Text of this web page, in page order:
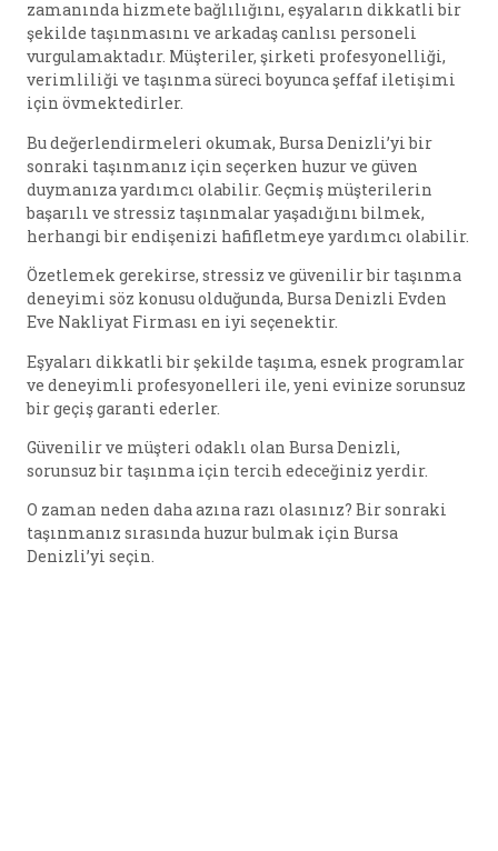
zamanında hizmete bağlılığını, eşyaların dikkatli bir
şekilde taşınmasını ve arkadaş canlısı personeli
vurgulamaktadır. Müşteriler, şirketi profesyonelliği,
verimliliği ve taşınma süreci boyunca şeffaf iletişimi
için övmektedirler.
Bu değerlendirmeleri okumak, Bursa Denizli’yi bir
sonraki taşınmanız için seçerken huzur ve güven
duymanıza yardımcı olabilir. Geçmiş müşterilerin
başarılı ve stressiz taşınmalar yaşadığını bilmek,
herhangi bir endişenizi hafifletmeye yardımcı olabilir.
Özetlemek gerekirse, stressiz ve güvenilir bir taşınma
deneyimi söz konusu olduğunda, Bursa Denizli Evden
Eve Nakliyat Firması en iyi seçenektir.
Eşyaları dikkatli bir şekilde taşıma, esnek programlar
ve deneyimli profesyonelleri ile, yeni evinize sorunsuz
bir geçiş garanti ederler.
Güvenilir ve müşteri odaklı olan Bursa Denizli,
sorunsuz bir taşınma için tercih edeceğiniz yerdir.
O zaman neden daha azına razı olasınız? Bir sonraki
taşınmanız sırasında huzur bulmak için Bursa
Denizli’yi seçin.